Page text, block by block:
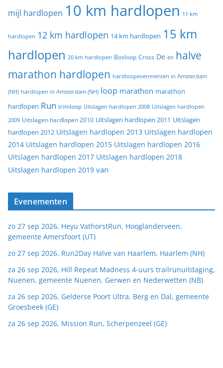
mijl hardlopen 10 km hardlopen 11 km
hardlopen 12 km hardlopen 14 km hardlopen 15 km
hardlopen 20 km hardlopen Bosloop Cross De en halve
marathon hardlopen hardloopevenmenten in Amsterdam
(NH) hardlopen in Amsterdam (NH) loop marathon marathon
hardlopen Run trimloop Uitslagen hardlopen 2008 Uitslagen hardlopen
2009 Uitslagen hardlopen 2010 Uitslagen hardlopen 2011 Uitslagen
hardlopen 2012 Uitslagen hardlopen 2013 Uitslagen hardlopen
2014 Uitslagen hardlopen 2015 Uitslagen hardlopen 2016
Uitslagen hardlopen 2017 Uitslagen hardlopen 2018
Uitslagen hardlopen 2019 van
Evenementen
zo 27 sep 2026, Heyu VathorstRun, Hooglanderveen,
gemeente Amersfoort (UT)
zo 27 sep 2026, Run2Day Halve van Haarlem, Haarlem (NH)
za 26 sep 2026, Hill Repeat Madness 4-uurs trailrunuitdaging,
Nuenen, gemeente Nuenen, Gerwen en Nederwetten (NB)
za 26 sep 2026, Gelderse Poort Ultra, Berg en Dal, gemeente
Groesbeek (GE)
za 26 sep 2026, Mission Run, Scherpenzeel (GE)